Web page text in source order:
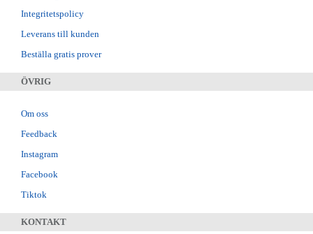
Integritetspolicy
Leverans till kunden
Beställa gratis prover
ÖVRIG
Om oss
Feedback
Instagram
Facebook
Tiktok
KONTAKT